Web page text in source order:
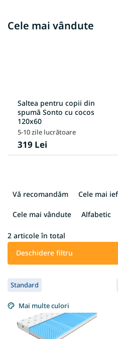
Cele mai vândute
Saltea pentru copii din
spumă Sonto cu cocos
120x60
5-10 zile lucrătoare
319 Lei
e
e
t
a
a
p
r
Vă recomandăm Cele mai
Cele mai vândute Alfabetic
2 articole în total
Deschidere filtru
L
i
s
t
Standard
Mai multe culori